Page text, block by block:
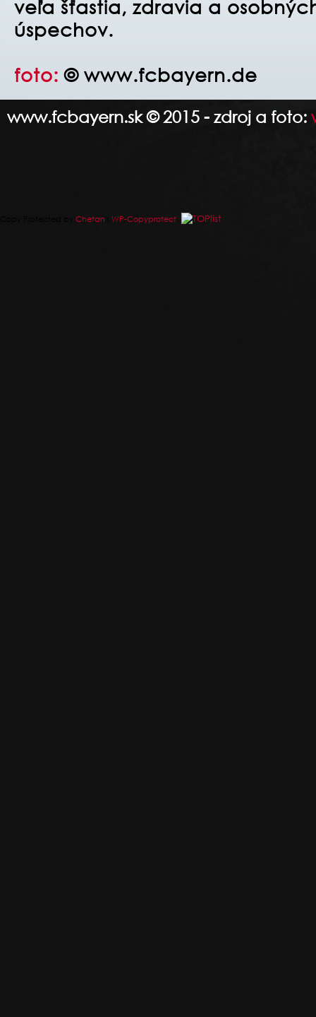
veľa šťastia, zdravia a
úspechov.
foto: © www.fcbayern.de
www.fcbayern.sk © 2015 - zdroj a foto:
Chetan WP-Copyprotect